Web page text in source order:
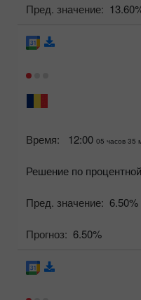
Пред. значение:
Время: 12:00 05 часов 35
Решение по
Пред. значение: 6.50%
Прогноз: 6.50%